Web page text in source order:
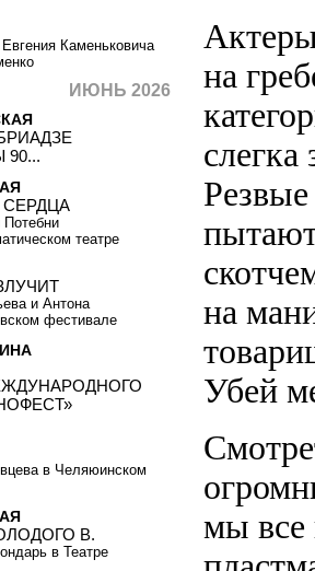
на
на
Убей
мы все
Каменьковича
ИЮНЬ 2026
СЕРДЦА
театре
и Антона
фестивале
в Челяюинском
В.
в Театре